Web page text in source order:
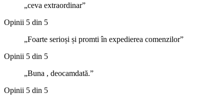
ceva extraordinar
Opinii 5 din 5
Foarte serioși și promti în expedierea comenzilor
Opinii 5 din 5
Buna , deocamdată.
Opinii 5 din 5